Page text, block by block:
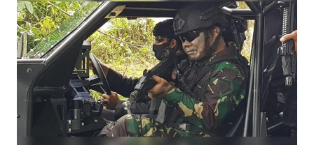
SAINS-TEKNO
KESEHATAN
INTERNASIONAL